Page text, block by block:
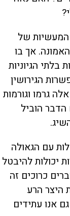
המעשיות של
אך בו
הגיוניות
הגירושין
גרמו וגורמות
הדבר הוביל
עם הגאולה
יכולות להיבטל
כרוכים זה
היצר הרע
אנו עתידים